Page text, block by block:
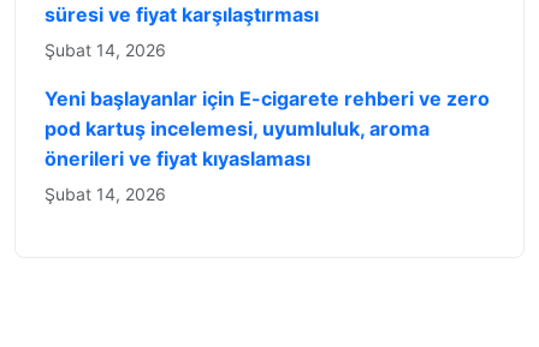
süresi ve fiyat karşılaştırması
Şubat 14, 2026
Yeni başlayanlar için E-cigarete rehberi ve zero
pod kartuş incelemesi, uyumluluk, aroma
önerileri ve fiyat kıyaslaması
Şubat 14, 2026